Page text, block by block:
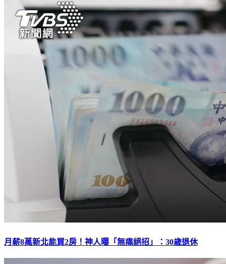
月薪8萬新北能買2房！神人曝「無痛絕招」：30歲退休